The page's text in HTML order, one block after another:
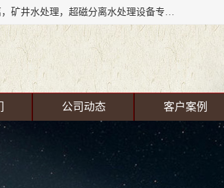
成都源蓉科技公司长期致力于环保技术的研发、设备制造、销售服务。磁分离，超磁分离，矿井水处理，超磁分离水处理设备专业厂家（国家发明专利授权）在水处理领域，公司拥有自己的技术，包括磁分离净化、磁力脱水、精密过滤等，且已获得多项国家发明专利磁分离设备，一级强化设备，磁分离机，磁分离水处理技术服务，超磁分离水处理技术服务。
公司动态 客户案例